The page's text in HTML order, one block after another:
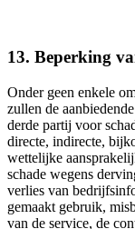
13. Beperking
Onder geen enkele
zullen de
derde partij voor
directe, indirecte,
wettelijke
schade wegens
verlies van
gemaakt gebruik,
van de service, de